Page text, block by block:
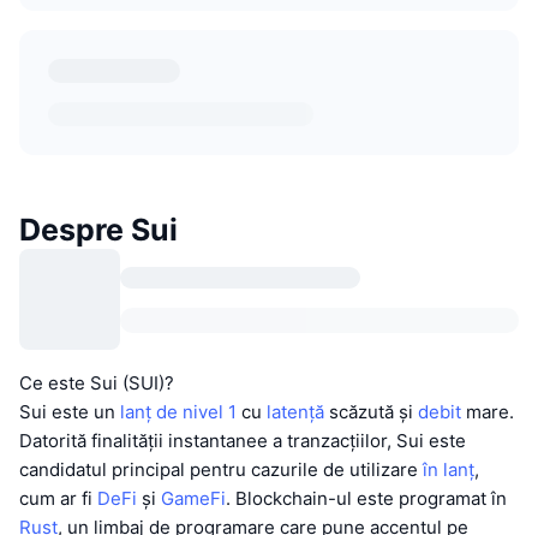
Despre Sui
Ce este Sui (SUI)?
Sui este un lanț de nivel 1 cu latență scăzută și debit mare.
Datorită finalității instantanee a tranzacțiilor, Sui este
candidatul principal pentru cazurile de utilizareîn lanț,
cum ar fi DeFi și GameFi. Blockchain-ul este programat în
Rust, un limbaj de programare care pune accentul pe